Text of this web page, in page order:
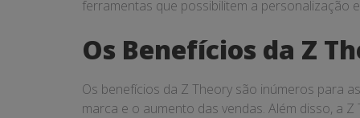
ferramentas que possibilitem a personalização
Os Benefícios da Z
Os benefícios da Z Theory são inúmeros para
marca e o aumento das vendas. Além disso, a